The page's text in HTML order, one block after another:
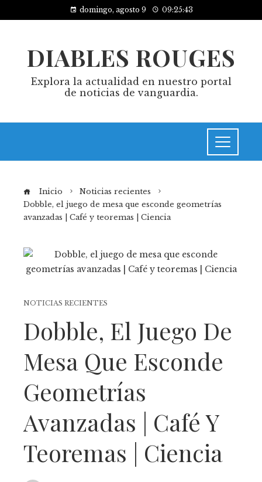
domingo, agosto 9 09:25:43
DIABLES ROUGES
Explora la actualidad en nuestro portal
de noticias de vanguardia.
Inicio
Noticias recientes
Dobble, el juego de mesa que esconde geometrías
avanzadas | Café y teoremas | Ciencia
NOTICIAS RECIENTES
Dobble, El Juego De
Mesa Que Esconde
Geometrías
Avanzadas | Café Y
Teoremas | Ciencia